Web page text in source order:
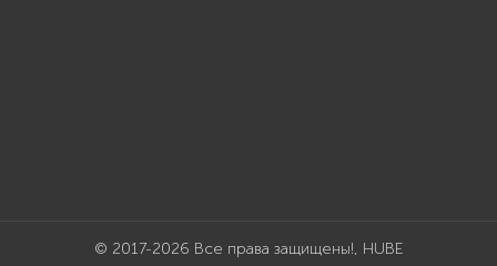
© 2017-2026 Все права защищены!, HUBE